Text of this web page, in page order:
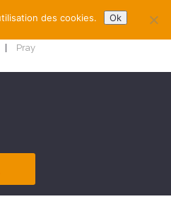
Pray
des cookies. Ok